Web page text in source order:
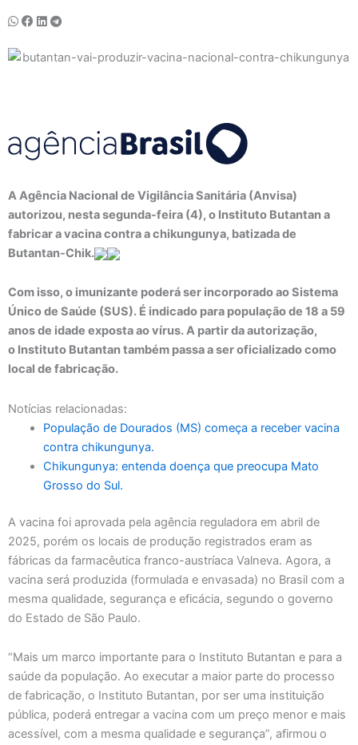
A Agência Nacional de Vigilância Sanitária (Anvisa)
autorizou, nesta segunda-feira (4), o Instituto Butantan a
fabricar a vacina contra a chikungunya, batizada de
Butantan-Chik.
Com isso, o imunizante poderá ser incorporado ao Sistema
Único de Saúde (SUS). É indicado para população de 18 a 59
anos de idade exposta ao vírus. A partir da autorização,
o Instituto Butantan também passa a ser oficializado como
local de fabricação.
Notícias relacionadas:
População de Dourados (MS) começa a receber vacina
contra chikungunya.
Chikungunya: entenda doença que preocupa Mato
Grosso do Sul.
A vacina foi aprovada pela agência reguladora em abril de
2025, porém os locais de produção registrados eram as
fábricas da farmacêutica franco-austríaca Valneva. Agora, a
vacina será produzida (formulada e envasada) no Brasil com a
mesma qualidade, segurança e eficácia, segundo o governo
do Estado de São Paulo.
“Mais um marco importante para o Instituto Butantan e para a
saúde da população. Ao executar a maior parte do processo
de fabricação, o Instituto Butantan, por ser uma instituição
pública, poderá entregar a vacina com um preço menor e mais
acessível, com a mesma qualidade e segurança”, afirmou o